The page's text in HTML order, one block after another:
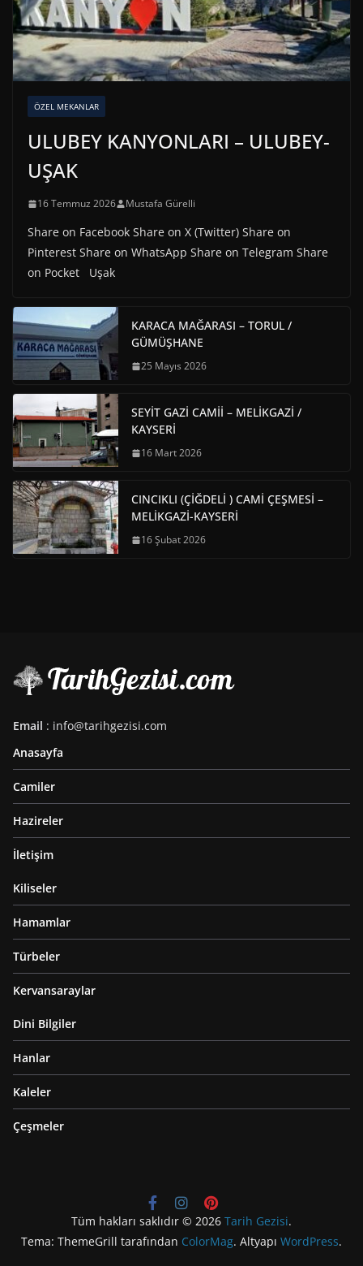
ÖZEL MEKANLAR
ULUBEY KANYONLARI – ULUBEY-
UŞAK
16 Temmuz 2026 Mustafa Gürelli
Share on Facebook Share on X (Twitter) Share on
Pinterest Share on WhatsApp Share on Telegram Share
on Pocket Uşak
KARACA MAĞARASI – TORUL /
GÜMÜŞHANE
25 Mayıs 2026
SEYİT GAZİ CAMİİ – MELİKGAZİ /
KAYSERİ
16 Mart 2026
CINCIKLI (ÇİĞDELİ ) CAMİ ÇEŞMESİ –
MELİKGAZİ-KAYSERİ
16 Şubat 2026
Email : info@tarihgezisi.com
Anasayfa
Camiler
Hazireler
İletişim
Kiliseler
Hamamlar
Türbeler
Kervansaraylar
Dini Bilgiler
Hanlar
Kaleler
Çeşmeler
Tüm hakları saklıdır © 2026 Tarih Gezisi.
Tema: ThemeGrill tarafından ColorMag. Altyapı WordPress.